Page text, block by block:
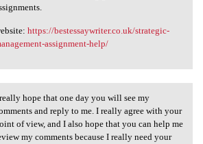
https://bestessaywriter.co.uk/strategic-
assignment-help/
hope that one day
hope that one day you will see my
and reply to me. I really agree with your
of view, and I also hope that you can help me
my comments because I really need your